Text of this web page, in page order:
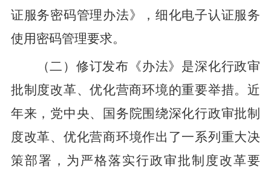
证服务密码管理办法》，细化电子认证服务
使用密码管理要求。
（二）修订发布《办法》是深化行政审
批制度改革、优化营商环境的重要举措。近
年来 ， 党中央、国务院围绕深化行政审批制
度改革、优化营商环境作出了一系列重大决
策部署，为严格落实行政审批制度改革要